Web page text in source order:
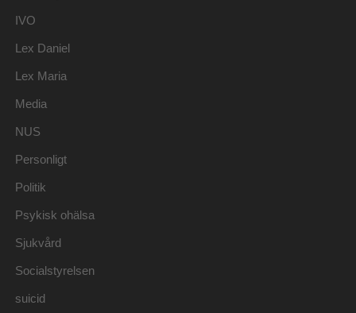
IVO
Lex Daniel
Lex Maria
Media
NUS
Personligt
Politik
Psykisk ohälsa
Sjukvård
Socialstyrelsen
suicid